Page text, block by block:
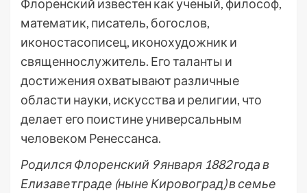
Флоренский известен как ученый, философ,
математик, писатель, богослов,
иконостасописец, иконохудожник и
священнослужитель. Его таланты и
достижения охватывают различные
области науки, искусства и религии, что
делает его поистине универсальным
человеком Ренессанса.
Родился Флоренский 9 января 1882 года в
Елизаветграде (ныне Кировоград) в семье